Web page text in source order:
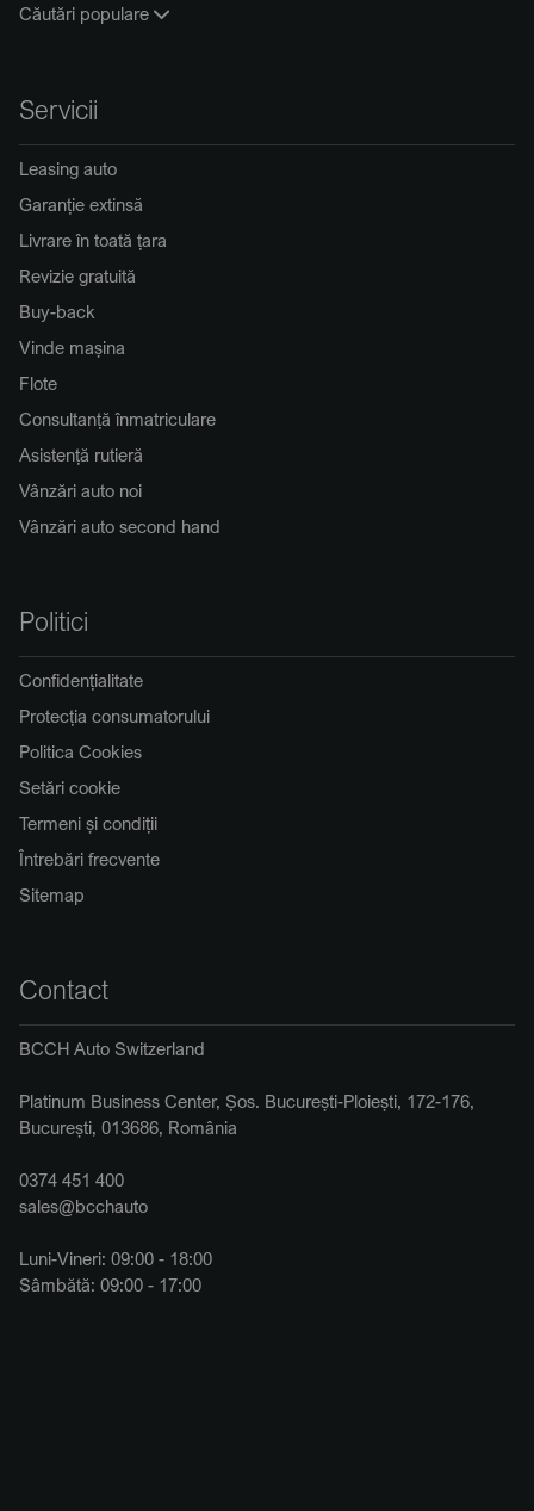
Căutări populare
Servicii
Leasing auto
Garanție extinsă
Livrare în toată țara
Revizie gratuită
Buy-back
Vinde mașina
Flote
Consultanță înmatriculare
Asistență rutieră
Vânzări auto noi
Vânzări auto second hand
Politici
Confidențialitate
Protecția consumatorului
Politica Cookies
Setări cookie
Termeni și condiții
Întrebări frecvente
Sitemap
Contact
BCCH Auto Switzerland
Platinum Business Center, Șos. București-Ploiești, 172-176,
București, 013686, România
0374 451 400
sales@bcchauto
Luni-Vineri: 09:00 - 18:00
Sâmbătă: 09:00 - 17:00